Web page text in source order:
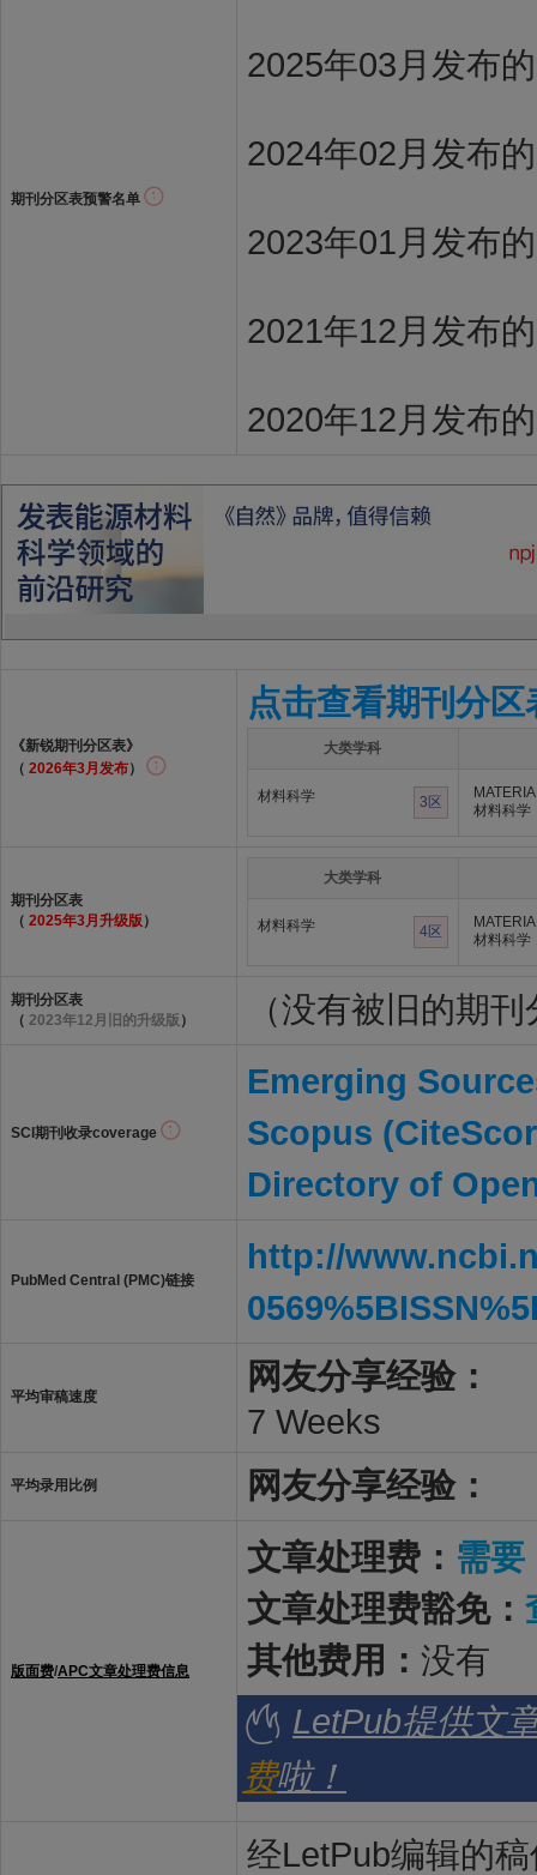
期刊分区表预警名单
2025年03月发布
2024年02月发布
2023年01月发布
2021年12月发布
2020年12月发布
《新锐期刊分区表》
（ 2026年3月发布）
点击查看期刊分区
大类学科
材料科学 3区
材料科学
期刊分区表
（ 2025年3月升级版 ）
大类学科
材料科学 4区
材料科学
期刊分区表
（ 2023年12月旧的升级版 ） （没有被旧的期
SCI期刊收录coverage
Emerging
Scopus
Directory of
PubMed Central (PMC)链接
http://
平均审稿速度
网友分享经验：
7 Weeks
平均录用比例 网友分享经验：
版面费/APC文章处理费信息
文章处理费： 需要
文章处理费豁免：
其他费用： 没有
LetPub提供文
费啦！
经LetPub编辑的